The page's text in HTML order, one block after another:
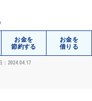
お金を
節約する
お金を
借りる
：2024.04.17